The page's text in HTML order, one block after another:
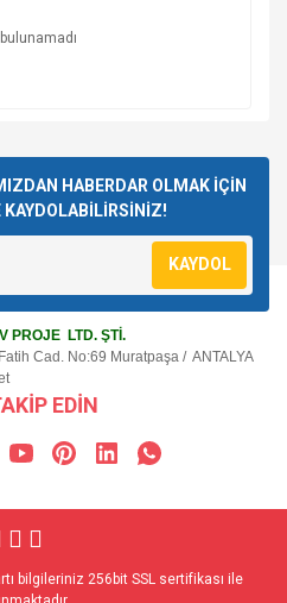
HABERDAR OLMAK İÇİN
KAYDOL
PROJE LTD. ŞTİ.
Cad. No:69 Muratpaşa / ANTALYA
EDİN
bilgileriniz 256bit SSL sertifikası ile